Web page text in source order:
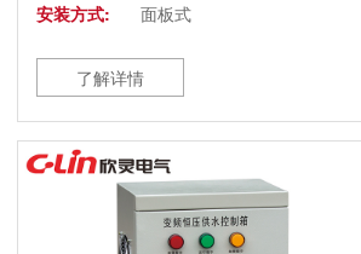
安装方式:
面板式
了解详情